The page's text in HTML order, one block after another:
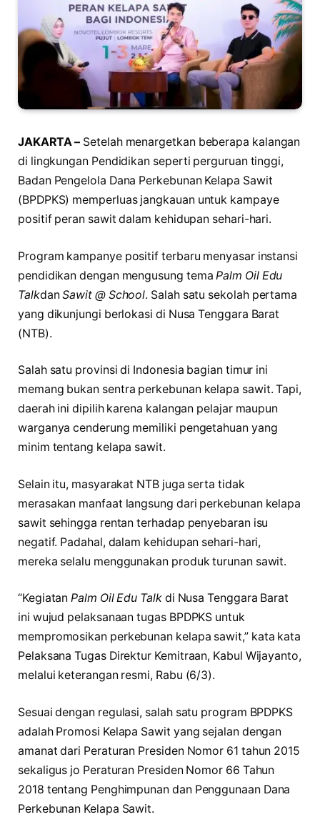
JAKARTA – Setelah menargetkan beberapa kalangan
di lingkungan Pendidikan seperti perguruan tinggi,
Badan Pengelola Dana Perkebunan Kelapa Sawit
(BPDPKS) memperluas jangkauan untuk kampaye
positif peran sawit dalam kehidupan sehari-hari.
Program kampanye positif terbaru menyasar instansi
pendidikan dengan mengusung tema Palm Oil Edu
TalkdanSawit @ School. Salah satu sekolah pertama
yang dikunjungi berlokasi di Nusa Tenggara Barat
(NTB).
Salah satu provinsi di Indonesia bagian timur ini
memang bukan sentra perkebunan kelapa sawit. Tapi,
daerah ini dipilih karena kalangan pelajar maupun
warganya cenderung memiliki pengetahuan yang
minim tentang kelapa sawit.
Selain itu, masyarakat NTB juga serta tidak
merasakan manfaat langsung dari perkebunan kelapa
sawit sehingga rentan terhadap penyebaran isu
negatif. Padahal, dalam kehidupan sehari-hari,
mereka selalu menggunakan produk turunan sawit.
“KegiatanPalm Oil Edu Talkdi Nusa Tenggara Barat
ini wujud pelaksanaan tugas BPDPKS untuk
mempromosikan perkebunan kelapa sawit,” kata kata
Pelaksana Tugas Direktur Kemitraan, Kabul Wijayanto,
melalui keterangan resmi, Rabu (6/3).
Sesuai dengan regulasi, salah satu program BPDPKS
adalah Promosi Kelapa Sawit yang sejalan dengan
amanat dari Peraturan Presiden Nomor 61 tahun 2015
sekaligus jo Peraturan Presiden Nomor 66 Tahun
2018 tentang Penghimpunan dan Penggunaan Dana
Perkebunan Kelapa Sawit.